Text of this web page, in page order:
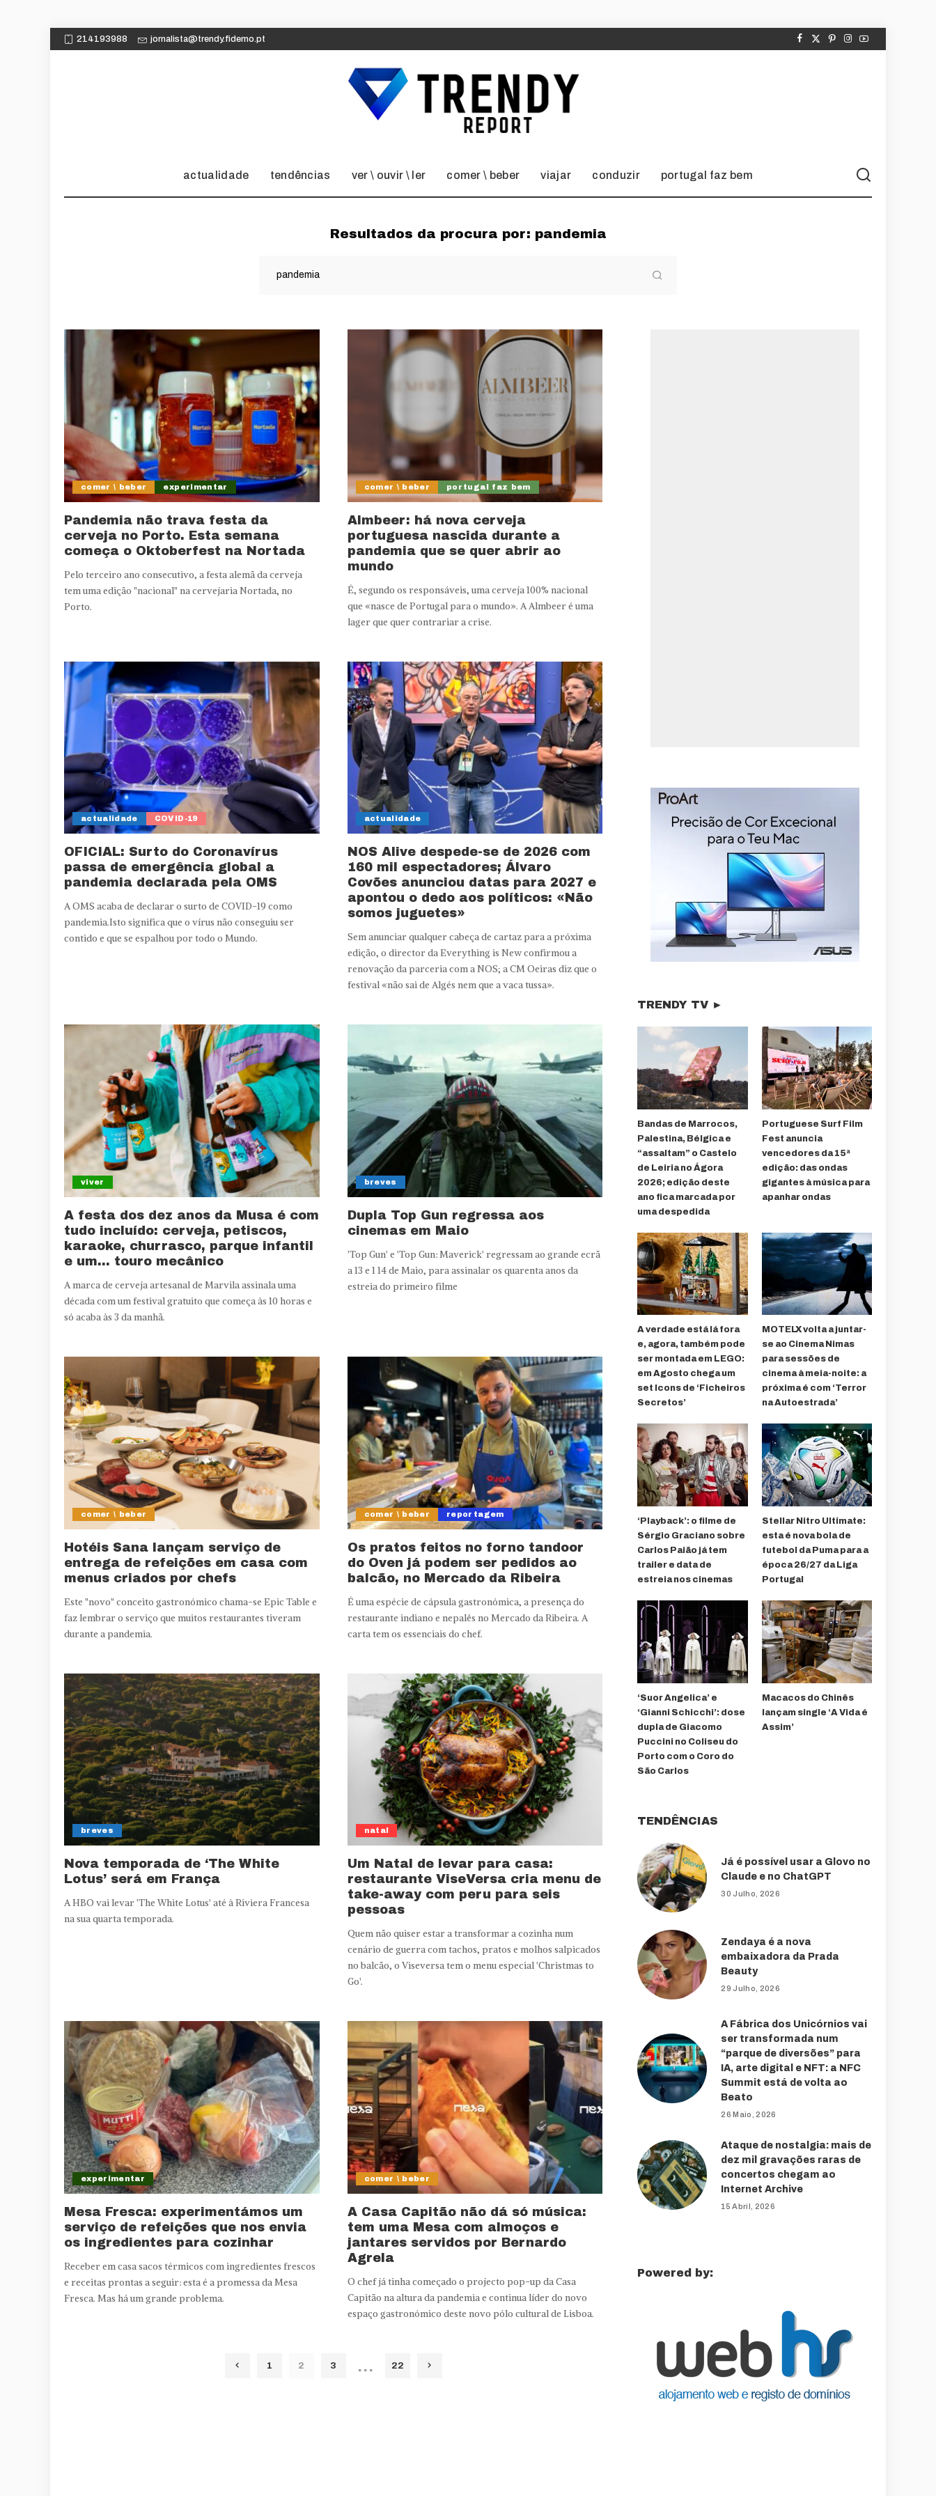
214193988 jornalista@trendy.fidemo.pt
actualidade tendências ver \ ouvir \ ler comer \ beber viajar conduzir portugal faz bem
Resultados da procura por: pandemia
comer \ beber experimentar
Pandemia não trava festa da
cerveja no Porto. Esta semana
começa o Oktoberfest na Nortada
Pelo terceiro ano consecutivo, a festa alemã da cerveja
tem uma edição "nacional" na cervejaria Nortada, no
Porto.
comer \ beber portugal faz bem
Almbeer: há nova cerveja
portuguesa nascida durante a
pandemia que se quer abrir ao
mundo
É, segundo os responsáveis, uma cerveja 100% nacional
que «nasce de Portugal para o mundo». A Almbeer é uma
lager que quer contrariar a crise.
actualidade COVID-19
OFICIAL: Surto do Coronavírus
passa de emergência global a
pandemia declarada pela OMS
A OMS acaba de declarar o surto de COVID-19 como
pandemia.Isto significa que o vírus não conseguiu ser
contido e que se espalhou por todo o Mundo.
actualidade
NOS Alive despede-se de 2026 com
160 mil espectadores; Álvaro
Covões anunciou datas para 2027 e
apontou o dedo aos políticos: «Não
somos juguetes»
Sem anunciar qualquer cabeça de cartaz para a próxima
edição, o director da Everything is New confirmou a
renovação da parceria com a NOS; a CM Oeiras diz que o
festival «não sai de Algés nem que a vaca tussa».
viver
A festa dos dez anos da Musa é com
tudo incluído: cerveja, petiscos,
karaoke, churrasco, parque infantil
e um… touro mecânico
A marca de cerveja artesanal de Marvila assinala uma
década com um festival gratuito que começa às 10 horas e
só acaba às 3 da manhã.
breves
Dupla Top Gun regressa aos
cinemas em Maio
'Top Gun' e 'Top Gun: Maverick' regressam ao grande ecrã
a 13 e 1 14 de Maio, para assinalar os quarenta anos da
estreia do primeiro filme
comer \ beber
Hotéis Sana lançam serviço de
entrega de refeições em casa com
menus criados por chefs
Este "novo" conceito gastronómico chama-se Epic Table e
faz lembrar o serviço que muitos restaurantes tiveram
durante a pandemia.
comer \ beber reportagem
Os pratos feitos no forno tandoor
do Oven já podem ser pedidos ao
balcão, no Mercado da Ribeira
É uma espécie de cápsula gastronómica, a presença do
restaurante indiano e nepalês no Mercado da Ribeira. A
carta tem os essenciais do chef.
breves
Nova temporada de ‘The White
Lotus’ será em França
A HBO vai levar 'The White Lotus' até à Riviera Francesa
na sua quarta temporada.
natal
Um Natal de levar para casa:
restaurante ViseVersa cria menu de
take-away com peru para seis
pessoas
Quem não quiser estar a transformar a cozinha num
cenário de guerra com tachos, pratos e molhos salpicados
no balcão, o Viseversa tem o menu especial 'Christmas to
Go'.
experimentar
Mesa Fresca: experimentámos um
serviço de refeições que nos envia
os ingredientes para cozinhar
Receber em casa sacos térmicos com ingredientes frescos
e receitas prontas a seguir: esta é a promessa da Mesa
Fresca. Mas há um grande problema.
comer \ beber
A Casa Capitão não dá só música:
tem uma Mesa com almoços e
jantares servidos por Bernardo
Agrela
O chef já tinha começado o projecto pop-up da Casa
Capitão na altura da pandemia e continua líder do novo
espaço gastronómico deste novo pólo cultural de Lisboa.
1 2 3 … 22
TRENDY TV ►
Bandas de Marrocos,
Palestina, Bélgica e
“assaltam” o Castelo
de Leiria no Ágora
2026; edição deste
ano fica marcada por
uma despedida
Portuguese Surf Film
Fest anuncia
vencedores da 15ª
edição: das ondas
gigantes à música para
apanhar ondas
A verdade está lá fora
e, agora, também pode
ser montada em LEGO:
em Agosto chega um
set Icons de ‘Ficheiros
Secretos’
MOTELX volta a juntar-
se ao Cinema Nimas
para sessões de
cinema à meia-noite: a
próxima é com ‘Terror
na Autoestrada’
‘Playback’: o filme de
Sérgio Graciano sobre
Carlos Paião já tem
trailer e data de
estreia nos cinemas
Stellar Nitro Ultimate:
esta é nova bola de
futebol da Puma para a
época 26/27 da Liga
Portugal
‘Suor Angelica’ e
‘Gianni Schicchi’: dose
dupla de Giacomo
Puccini no Coliseu do
Porto com o Coro do
São Carlos
Macacos do Chinês
lançam single ‘A Vida é
Assim’
TENDÊNCIAS
Já é possível usar a Glovo no
Claude e no ChatGPT
30 Julho, 2026
Zendaya é a nova
embaixadora da Prada
Beauty
29 Julho, 2026
A Fábrica dos Unicórnios vai
ser transformada num
“parque de diversões” para
IA, arte digital e NFT: a NFC
Summit está de volta ao
Beato
26 Maio, 2026
Ataque de nostalgia: mais de
dez mil gravações raras de
concertos chegam ao
Internet Archive
15 Abril, 2026
Powered by: